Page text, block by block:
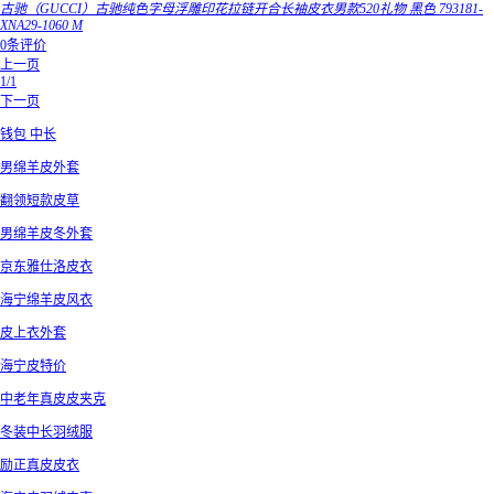
古驰（GUCCI）古驰纯色字母浮雕印花拉链开合长袖皮衣男款520礼物 黑色 793181-
XNA29-1060 M
0条评价
上一页
1/1
下一页
钱包 中长
男绵羊皮外套
翻领短款皮草
男绵羊皮冬外套
京东雅仕洛皮衣
海宁绵羊皮风衣
皮上衣外套
海宁皮特价
中老年真皮皮夹克
冬装中长羽绒服
励正真皮皮衣